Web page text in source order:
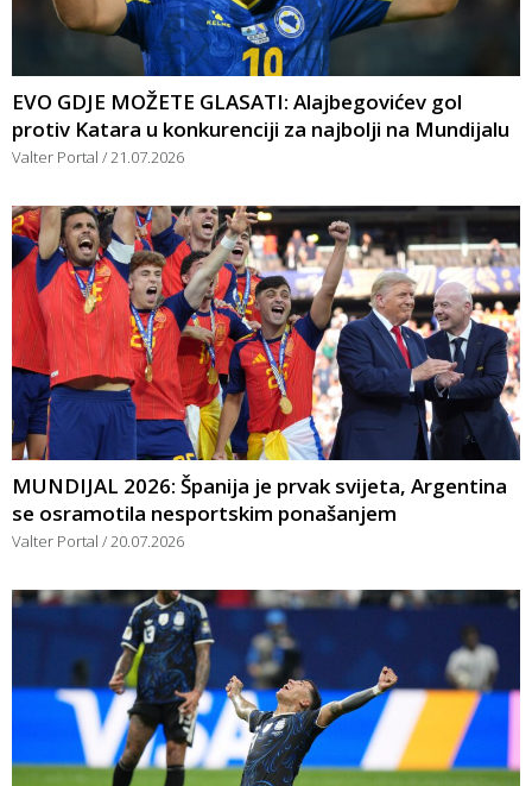
EVO GDJE MOŽETE GLASATI: Alajbegovićev gol
protiv Katara u konkurenciji za najbolji na Mundijalu
Valter Portal 21.07.2026
MUNDIJAL 2026: Španija je prvak svijeta, Argentina
se osramotila nesportskim ponašanjem
Valter Portal 20.07.2026